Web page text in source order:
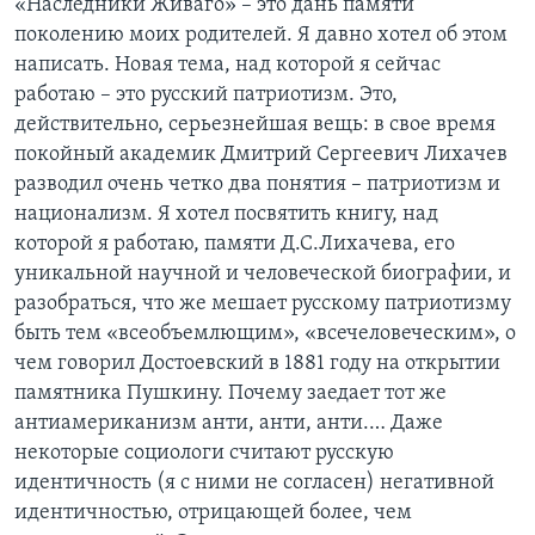
«Наследники Живаго» – это дань памяти
поколению моих родителей. Я давно хотел об этом
написать. Новая тема, над которой я сейчас
работаю – это русский патриотизм. Это,
действительно, серьезнейшая вещь: в свое время
покойный академик Дмитрий Сергеевич Лихачев
разводил очень четко два понятия – патриотизм и
национализм. Я хотел посвятить книгу, над
которой я работаю, памяти Д.С.Лихачева, его
уникальной научной и человеческой биографии, и
разобраться, что же мешает русскому патриотизму
быть тем «всеобъемлющим», «всечеловеческим», о
чем говорил Достоевский в 1881 году на открытии
памятника Пушкину. Почему заедает тот же
антиамериканизм анти, анти, анти.… Даже
некоторые социологи считают русскую
идентичность (я с ними не согласен) негативной
идентичностью, отрицающей более, чем